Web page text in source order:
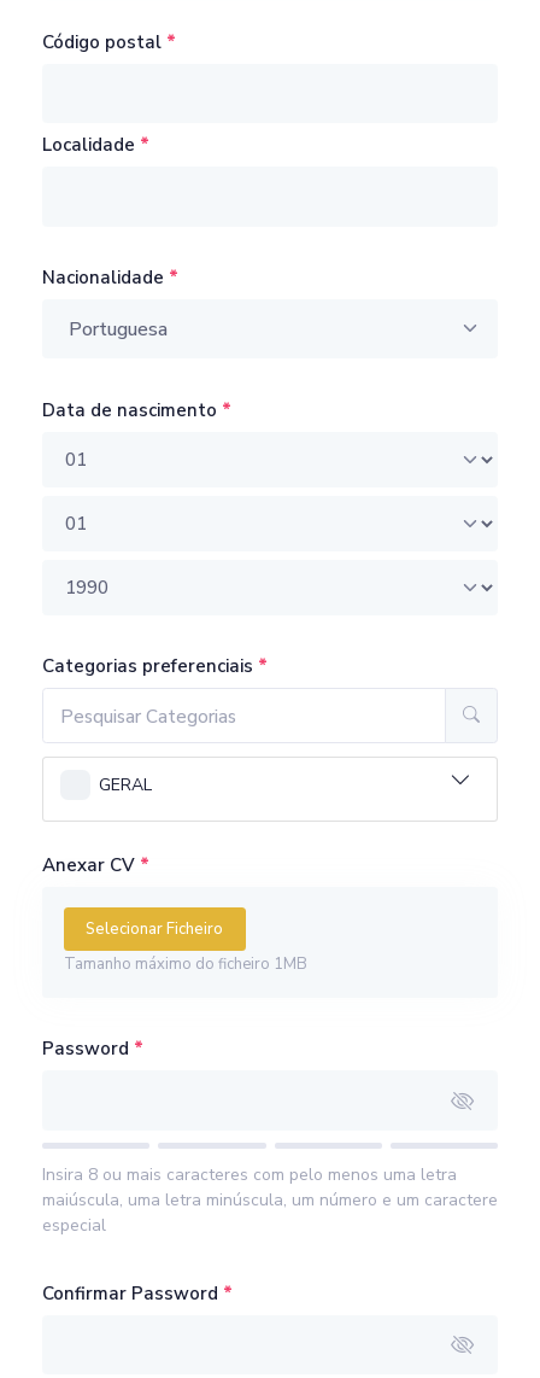
Código postal
Localidade
Nacionalidade
Portuguesa
Data de nascimento
Categorias preferenciais
GERAL
Anexar CV
Selecionar Ficheiro
Tamanho máximo do ficheiro 1MB
Password
Insira 8 ou mais caracteres com pelo menos uma letra
maiúscula, uma letra minúscula, um número e um caractere
especial
Confirmar Password